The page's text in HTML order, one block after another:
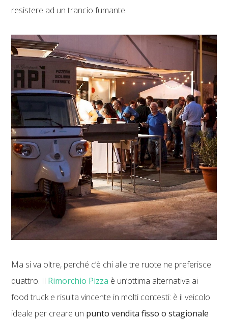
resistere ad un trancio fumante.
Ma si va oltre, perché c’è chi alle tre ruote ne preferisce
quattro. Il Rimorchio Pizza è un’ottima alternativa ai
food truck e risulta vincente in molti contesti: è il veicolo
ideale per creare un punto vendita fisso o stagionale